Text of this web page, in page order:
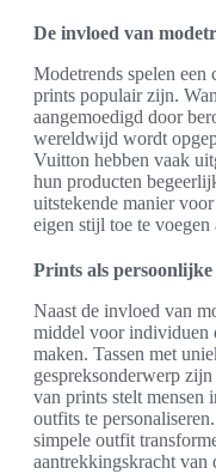
De invloed van
Modetrends spelen een
prints populair zijn.
aangemoedigd door
wereldwijd wordt
Vuitton hebben vaak
hun producten
uitstekende manier
eigen stijl toe te voegen
Prints als
Naast de invloed van
middel voor individuen
maken. Tassen met
gespreksonderwerp
van prints stelt mensen
outfits te
simpele outfit
aantrekkingskracht van